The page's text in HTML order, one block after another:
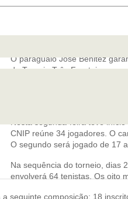
O paraguaio José Benitez
do Torneio Três Fronteiras,
CNIP reúne 34 jogadores. O
O segundo será jogado de 17
Na sequência do torneio, dias
envolverá 64 tenistas. Os oito
seguinte composição: 18